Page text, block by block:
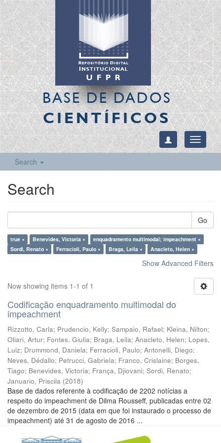
BASE DE DADOS
CIENTÍFICOS
Toggle
Search
Search
Go
true × Benevides, Victoria ×
enquadramento multimodal; impeachment ×
Sordi, Renato ×
Ferracioli, Paulo × Braga, Leila × Anacleto, Helen ×
Show Advanced Filters
Now showing items 1-1 of 1
Codificação enquadramento multimodal do
impeachment
Rizzotto, Carla; Prudencio, Kelly; Sampaio, Rafael; Kleina, Nilton;
Oliari, Artur; Fontes, Giulia; Braga, Leila; Anacleto, Helen; Lopes,
Luiz; Drummond, Daniela; Ferracioli, Paulo; Antonelli, Diego;
Neves, Dédallo; Petrucci, Gabriela; Franco, Crislaine; Borges,
Tiago; Benevides, Victoria; França, Djiovani; Sordi, Renato;
Januario, Priscila (2018)
Base de dados referente à codificação de 2202 notícias a
respeito do impeachment de Dilma Rousseff, publicadas entre 02
de dezembro de 2015 (data em que foi instaurado o processo de
impeachment) até 31 de agosto de 2016 ...